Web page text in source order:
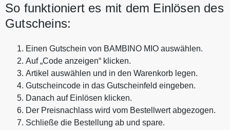
So funktioniert es mit dem Einlösen des
Gutscheins:
Einen Gutschein von BAMBINO MIO auswählen.
Auf „Code anzeigen“ klicken.
Artikel auswählen und in den Warenkorb legen.
Gutscheincode in das Gutscheinfeld eingeben.
Danach auf Einlösen klicken.
Der Preisnachlass wird vom Bestellwert abgezogen.
Schließe die Bestellung ab und spare.